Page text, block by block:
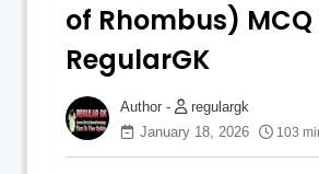
of Rhombus) MCQ
RegularGK
regulargk
January 18, 2026
103